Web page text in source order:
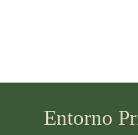
Entorno